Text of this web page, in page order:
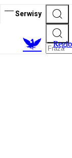
Serwisy
R